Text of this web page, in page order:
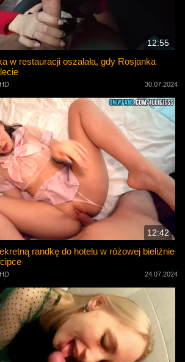
12:55
w restauracji oszalała, gdy Rosjanka
30.07.2024
12:42
randkę do hotelu w różowej bieliźnie
24.07.2024